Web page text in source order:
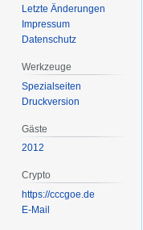
Letzte Änderungen
Impressum
Datenschutz
Werkzeuge
Spezialseiten
Druckversion
Gäste
2012
Crypto
https://cccgoe.de
E-Mail